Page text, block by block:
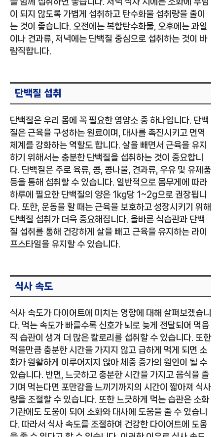
이 되지 않도록 가볍게 섭취하고 탄수화물 섭취량을 줄이
는 것이 좋습니다. 오전에는 복합탄수화물, 오후에는 과일
이나 견과류, 저녁에는 단백질 중심으로 섭취하는 것이 바
람직합니다.
단백질 섭취
단백질은 우리 몸에 꼭 필요한 영양소 중 하나입니다. 단백
질은 근육을 구성하는 원료이며, 대사를 촉진시키고 면역
체계를 강화하는 역할도 합니다. 살을 빼면서 근육을 유지
하기 위해서는 충분한 단백질을 섭취하는 것이 중요합니
다. 단백질은 주로 육류, 콩, 콩나물, 견과류, 우유 및 유제품
등을 통해 섭취할 수 있습니다. 일반적으로 몸무게에 따라
하루에 필요한 단백질의 양은 1kg당 1~2g으로 권장됩니
다. 또한, 운동을 할 때는 근육을 보호하고 성장시키기 위해
단백질 섭취가 더욱 중요해집니다. 올바른 식습관과 단백
질 섭취를 통해 건강하게 살을 빼고 근육을 유지하는 라이
프스타일을 유지할 수 있습니다.
식사 속도
식사 속도가 다이어트에 미치는 영향에 대해 살펴보겠습니
다. 먹는 속도가 빠를수록 신호가 뇌로 늦게 전달되어 먹음
직 습관이 생겨 더 많은 칼로리를 섭취할 수 있습니다. 또한
먹을만큼 충분한 시간을 가지지 않고 급하게 먹게 되면 소
화가 원활하게 이루어지지 않아 체중 증가의 원인이 될 수
있습니다. 반면, 느긋하고 충분한 시간을 가지고 음식을 즐
기며 먹는다면 포만감을 느끼기까지의 시간이 짧아져 식사
량을 조절할 수 있습니다. 또한 느긋하게 먹는 습관은 소화
기관에도 도움이 되어 소화와 대사에 도움을 줄 수 있습니
다. 따라서 식사 속도를 조절하여 건강한 다이어트에 도움